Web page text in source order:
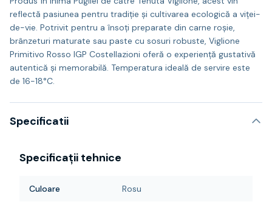
reflectă pasiunea pentru tradiție și cultivarea ecologică a viței-
de-vie. Potrivit pentru a însoți preparate din carne roșie,
brânzeturi maturate sau paste cu sosuri robuste, Viglione
Primitivo Rosso IGP Costellazioni oferă o experiență gustativă
autentică și memorabilă. Temperatura ideală de servire este
de 16-18°C.
Specificatii
Specificații tehnice
Culoare Rosu